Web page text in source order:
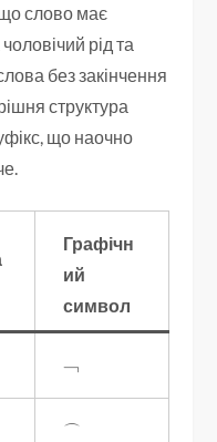
слово має
рід та
без закінчення
структура
що наочно
Графічн
ий
символ
﹁
⌒